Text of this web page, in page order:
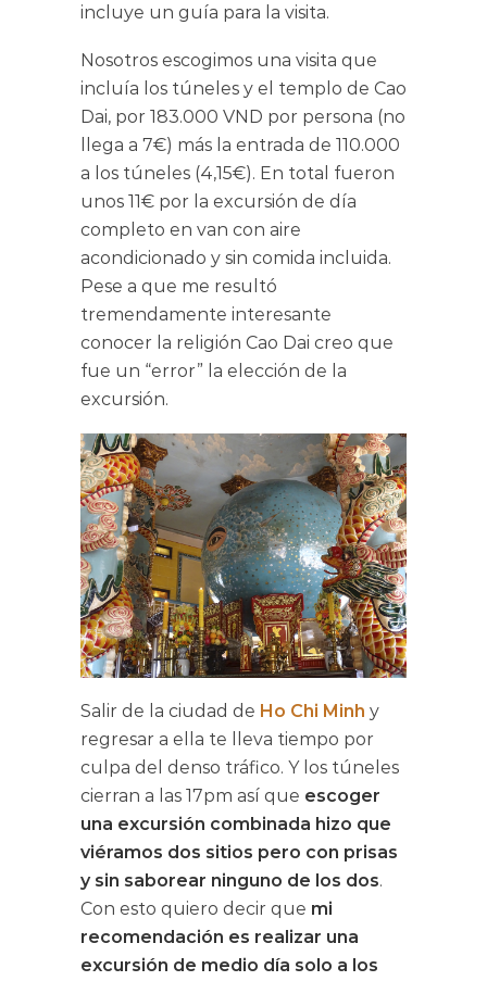
incluye un guía para la visita.
Nosotros escogimos una visita que
incluía los túneles y el templo de Cao
Dai, por 183.000 VND por persona (no
llega a 7€) más la entrada de 110.000
a los túneles (4,15€). En total fueron
unos 11€ por la excursión de día
completo en van con aire
acondicionado y sin comida incluida.
Pese a que me resultó
tremendamente interesante
conocer la religión Cao Dai creo que
fue un “error” la elección de la
excursión.
Salir de la ciudad de Ho Chi Minh y
regresar a ella te lleva tiempo por
culpa del denso tráfico. Y los túneles
cierran a las 17pm así que escoger
una excursión combinada hizo que
viéramos dos sitios pero con prisas
y sin saborear ninguno de los dos.
Con esto quiero decir que mi
recomendación es realizar una
excursión de medio día solo a los